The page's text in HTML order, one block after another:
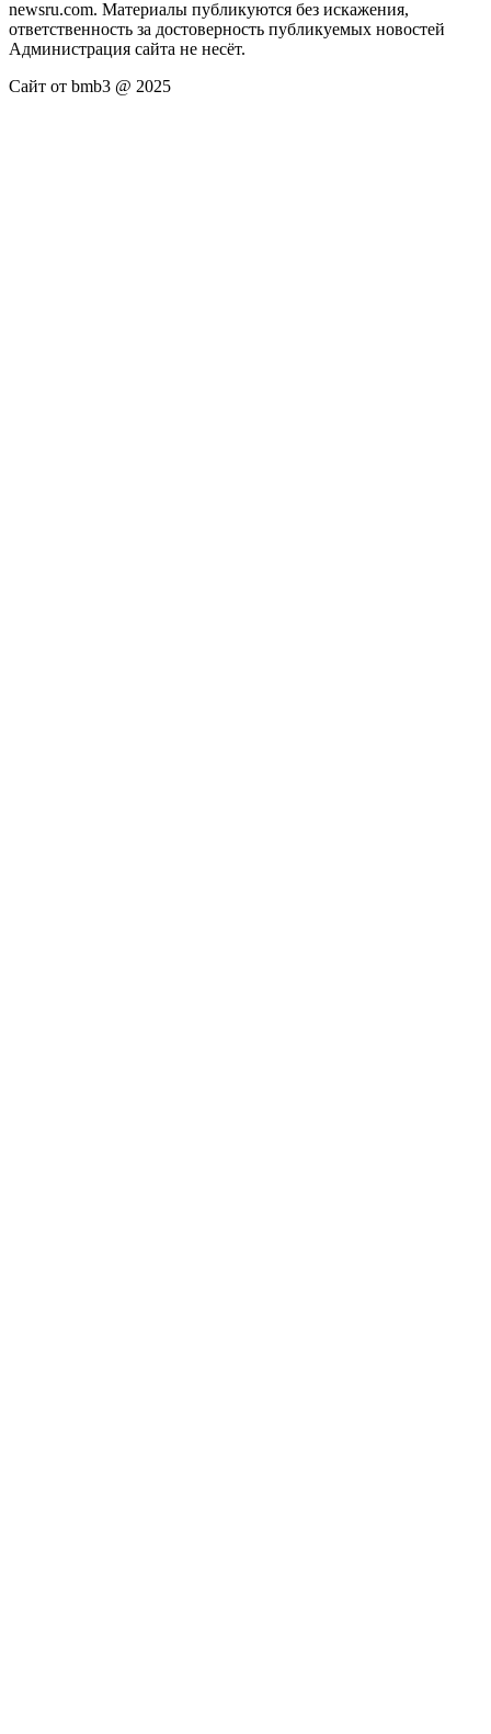
newsru.com. Материалы публикуются без искажения,
ответственность за достоверность публикуемых новостей
Администрация сайта не несёт.
Сайт от bmb3 @ 2025